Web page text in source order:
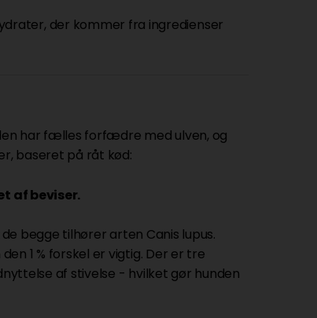
der kommer fra ingredienser
har fælles forfædre med ulven, og
baseret på råt kød:
af beviser.
begge tilhører arten Canis lupus.
1 % forskel er vigtig. Der er tre
af stivelse - hvilket gør hunden